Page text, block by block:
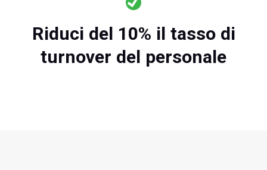
Riduci del 10% il tasso di
turnover del personale